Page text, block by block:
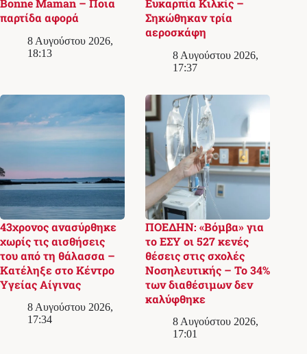
Bonne Maman – Ποια
παρτίδα αφορά
8 Αυγούστου 2026,
18:13
Ευκαρπία Κιλκίς –
Σηκώθηκαν τρία
αεροσκάφη
8 Αυγούστου 2026,
17:37
43χρονος ανασύρθηκε
χωρίς τις αισθήσεις
του από τη θάλασσα –
Κατέληξε στο Κέντρο
Υγείας Αίγινας
8 Αυγούστου 2026,
17:34
ΠΟΕΔΗΝ: «Βόμβα» για
το ΕΣΥ οι 527 κενές
θέσεις στις σχολές
Νοσηλευτικής – Το 34%
των διαθέσιμων δεν
καλύφθηκε
8 Αυγούστου 2026,
17:01